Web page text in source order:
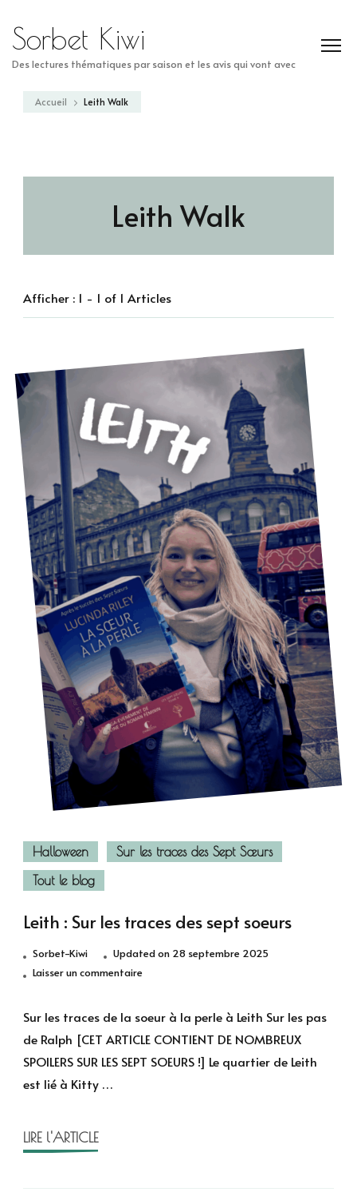
Sorbet Kiwi
Des lectures thématiques par saison et les avis qui vont avec
Accueil Leith Walk
Leith Walk
Afficher : 1 - 1 of 1 Articles
Halloween
Sur les traces des Sept Sœurs
Tout le blog
Leith : Sur les traces des sept soeurs
Sorbet-Kiwi Updated on 28 septembre 2025
Laisser un commentairesur
les
traces
Sur les traces de la soeur à la perle à Leith Sur les pas
de Ralph [CET ARTICLE CONTIENT DE NOMBREUX
SPOILERS SUR LES SEPT SOEURS !] Le quartier de Leith
est lié à Kitty …
LIRE l'ARTICLE